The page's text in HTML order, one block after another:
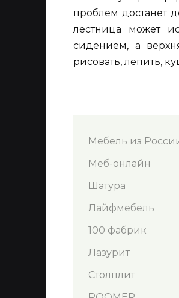
проблем достанет
лестница может
сидением, а
рисовать, лепить,
Мебель из
Меб-онлайн
Шатура
Лайфмебель
100 фабрик
Лазурит
Столплит